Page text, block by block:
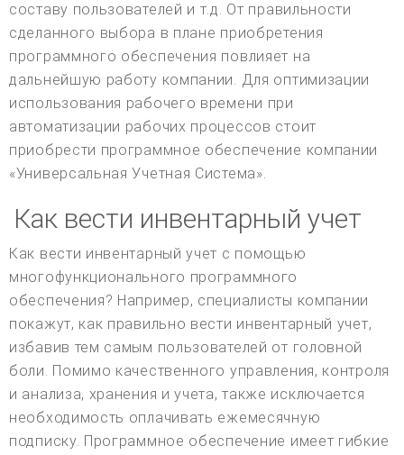
составу пользователей и т.д. От правильности
сделанного выбора в плане приобретения
программного обеспечения повлияет на
дальнейшую работу компании. Для оптимизации
использования рабочего времени при
автоматизации рабочих процессов стоит
приобрести программное обеспечение компании
«Универсальная Учетная Система».
Как вести инвентарный учет
Как вести инвентарный учет с помощью
многофункционального программного
обеспечения? Например, специалисты компании
покажут, как правильно вести инвентарный учет,
избавив тем самым пользователей от головной
боли. Помимо качественного управления, контроля
и анализа, хранения и учета, также исключается
необходимость оплачивать ежемесячную
подписку. Программное обеспечение имеет гибкие